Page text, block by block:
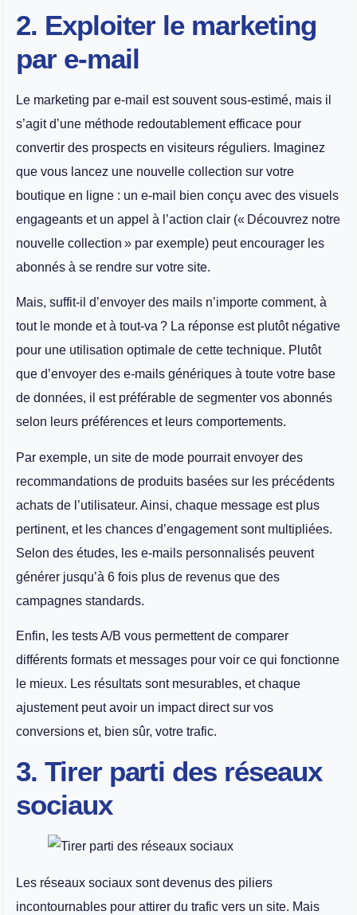
2. Exploiter le marketing
par e-mail
Le marketing par e-mail est souvent sous-estimé, mais il
s’agit d’une méthode redoutablement efficace pour
convertir des prospects en visiteurs réguliers. Imaginez
que vous lancez une nouvelle collection sur votre
boutique en ligne : un e-mail bien conçu avec des visuels
engageants et un appel à l’action clair (« Découvrez notre
nouvelle collection » par exemple) peut encourager les
abonnés à se rendre sur votre site.
Mais, suffit-il d’envoyer des mails n’importe comment, à
tout le monde et à tout-va ? La réponse est plutôt négative
pour une utilisation optimale de cette technique. Plutôt
que d’envoyer des e-mails génériques à toute votre base
de données, il est préférable de segmenter vos abonnés
selon leurs préférences et leurs comportements.
Par exemple, un site de mode pourrait envoyer des
recommandations de produits basées sur les précédents
achats de l’utilisateur. Ainsi, chaque message est plus
pertinent, et les chances d’engagement sont multipliées.
Selon des études, les e-mails personnalisés peuvent
générer jusqu’à 6 fois plus de revenus que des
campagnes standards.
Enfin, les tests A/B vous permettent de comparer
différents formats et messages pour voir ce qui fonctionne
le mieux. Les résultats sont mesurables, et chaque
ajustement peut avoir un impact direct sur vos
conversions et, bien sûr, votre trafic​.
3. Tirer parti des réseaux
sociaux
Les réseaux sociaux sont devenus des piliers
incontournables pour attirer du trafic vers un site. Mais